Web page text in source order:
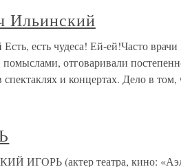
Ильинский
есть чудеса! Ей-ей!Часто врачи
отговаривали
спектаклях и концертах. Дело в
(актер театра, кино: